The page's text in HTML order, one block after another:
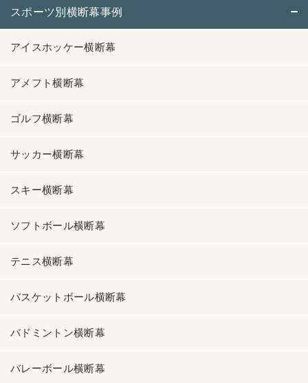
スポーツ別横断幕事例
アイスホッケー横断幕
アメフト横断幕
ゴルフ横断幕
サッカー横断幕
スキー横断幕
ソフトボール横断幕
テニス横断幕
バスケットボール横断幕
バドミントン横断幕
バレーボール横断幕